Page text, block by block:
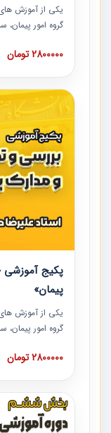
یکی از آموزش‏‏‏‏‏‏
گروه امور پیمان،
های عمرانی»
است که در محل
مدارک پیمان به
2800000 تومان
پکیج آموزشی
پیمان»
یکی از آموزش‏‏‏‏‏‏
گروه امور پیمان،
است که در
نکات کلیدی مربوط
پیمان به همراه
2800000 تومان